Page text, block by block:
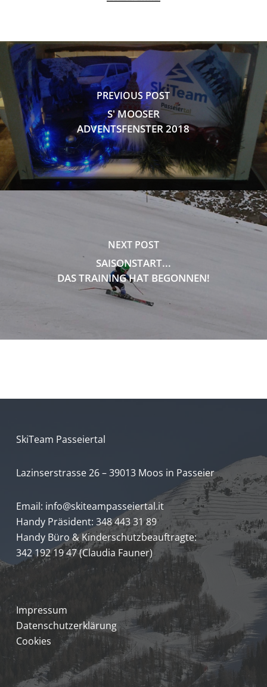
PREVIOUS POST
S' MOOSER
ADVENTSFENSTER 2018
NEXT POST
SAISONSTART...
DAS TRAINING HAT BEGONNEN!
SkiTeam Passeiertal
Lazinserstrasse 26 – 39013 Moos in Passeier
Email: info@skiteampasseiertal.it
Handy Präsident: 348 443 31 89
Handy Büro & Kinderschutzbeauftragte:
342 192 19 47 (Claudia Fauner)
Impressum
Datenschutzerklärung
Cookies